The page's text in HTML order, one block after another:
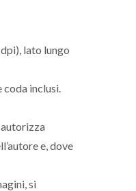
lato lungo
coda inclusi.
e, dove
si